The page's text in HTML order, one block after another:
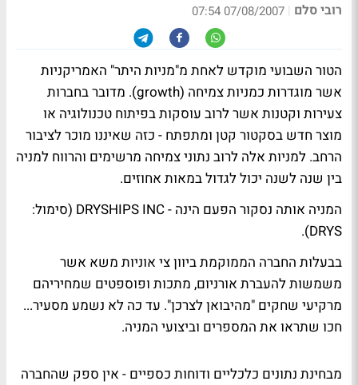
רובי סלם |
07/08/2007 07:54
הטור השבועי מוקדש לאחת מ"מניות היתר" האמריקניות
אשר מוגדרות כמניות צמיחה (growth). מדובר בחברות
צעירות וקטנות אשר לרוב עוסקות בפיתוח טכנולוגיה או
מוצר חדש בסקטור קטן ומתפתח - כזה שאיננו מוכר לציבור
הרחב. למניות אלה לרוב נתוני צמיחה מרשימים והרווח למניה
בין שנה לשנה יכול לגדול במאות אחוזים.
המניה אותה נסקור הפעם הינה - DRYSHIPS INC (סימול:
DRYS).
בבעלות החברה הממוקמת ביוון צי אוניות משא אשר
משמשות להעברת אורניום, מתכות ופוספטים שמחיריהם
מרקיעי שחקים "מהיבואן לצרכן". עד כה לא נשמע מסעיר...
חכו שתראו את המספרים וביצועי המניה.
מבחינת נתונים כלכליים ודוחות כספיים - אין ספק שהחברה